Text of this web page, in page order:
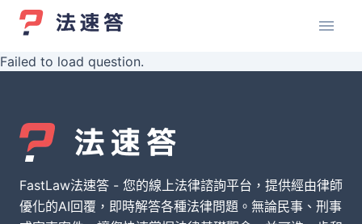
Failed to load question.
FastLaw法速答 - 您的線上法律諮詢平台，提供經由律師
優化的AI回覆，即時解答各種法律問題。無論民事、刑事